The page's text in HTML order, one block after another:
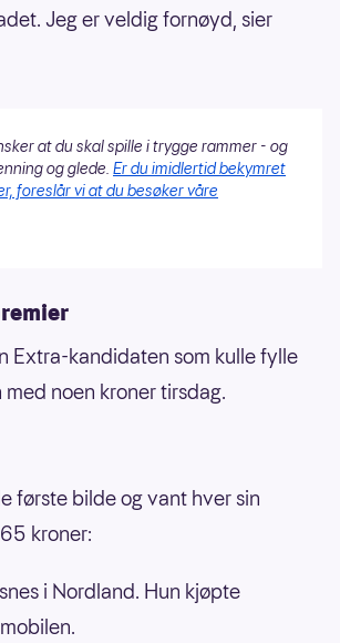
Jeg er veldig fornøyd, sier
at du skal spille i trygge rammer - og
og glede. Er du imidlertid bekymret
foreslår vi at du besøker våre
Extra-kandidaten som kulle fylle
noen kroner tirsdag.
første bilde og vant hver sin
kroner:
i Nordland. Hun kjøpte